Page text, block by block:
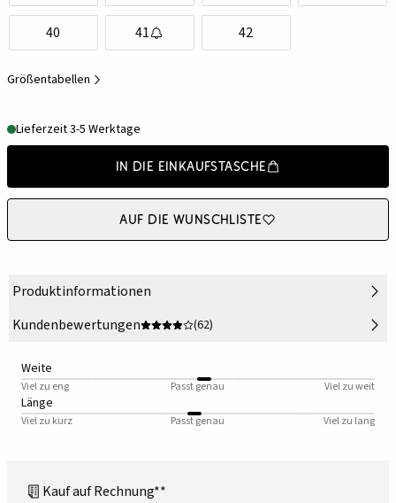
40 41 42
Größentabellen
Lieferzeit 3-5 Werktage
In die Einkaufstasche
Auf die Wunschliste
Produktinformationen
Kundenbewertungen
(62)
Weite
Viel zu eng Passt genau Viel zu weit
Länge
Viel zu kurz Passt genau Viel zu lang
Kauf auf Rechnung**